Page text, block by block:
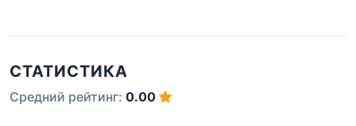
СТАТИСТИКА
Средний рейтинг: 0.00